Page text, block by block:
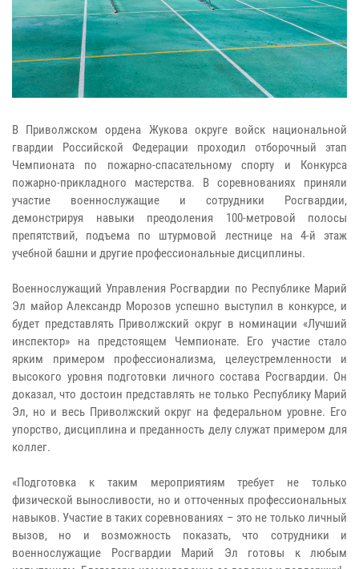
В Приволжском ордена Жукова округе войск национальной
гвардии Российской Федерации проходил отборочный этап
Чемпионата по пожарно-спасательному спорту и Конкурса
пожарно-прикладного мастерства. В соревнованиях приняли
участие военнослужащие и сотрудники Росгвардии,
демонстрируя навыки преодоления 100-метровой полосы
препятствий, подъема по штурмовой лестнице на 4-й этаж
учебной башни и другие профессиональные дисциплины.
Военнослужащий Управления Росгвардии по Республике Марий
Эл майор Александр Морозов успешно выступил в конкурсе, и
будет представлять Приволжский округ в номинации «Лучший
инспектор» на предстоящем Чемпионате. Его участие стало
ярким примером профессионализма, целеустремленности и
высокого уровня подготовки личного состава Росгвардии. Он
доказал, что достоин представлять не только Республику Марий
Эл, но и весь Приволжский округ на федеральном уровне. Его
упорство, дисциплина и преданность делу служат примером для
коллег.
«Подготовка к таким мероприятиям требует не только
физической выносливости, но и отточенных профессиональных
навыков. Участие в таких соревнованиях – это не только личный
вызов, но и возможность показать, что сотрудники и
военнослужащие Росгвардии Марий Эл готовы к любым